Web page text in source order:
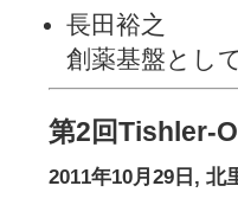
長田裕之
創薬基盤とし
第2回Tishler-
2011年10月29日, 北